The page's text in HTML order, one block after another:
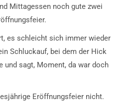
Mittagessen noch gute zwei
es schleicht sich immer wieder
Schluckauf, bei dem der Hick
und sagt, Moment, da war doch
Eröffnungsfeier nicht.